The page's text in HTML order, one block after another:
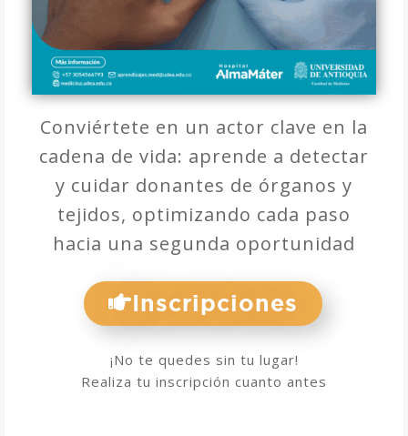
Conviértete en un actor clave en la
cadena de vida: aprende a detectar
y cuidar donantes de órganos y
tejidos, optimizando cada paso
hacia una segunda oportunidad
Inscripciones
¡No te quedes sin tu lugar!
Realiza tu inscripción cuanto antes